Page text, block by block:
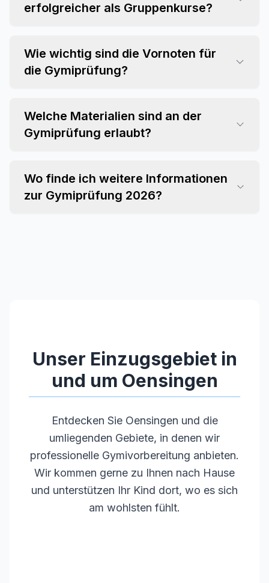
erfolgreicher als Gruppenkurse?
Wie wichtig sind die Vornoten für
die Gymiprüfung?
Welche Materialien sind an der
Gymiprüfung erlaubt?
Wo finde ich weitere Informationen
zur Gymiprüfung 2026?
Unser Einzugsgebiet in
und um Oensingen
Entdecken Sie Oensingen und die
umliegenden Gebiete, in denen wir
professionelle Gymivorbereitung anbieten.
Wir kommen gerne zu Ihnen nach Hause
und unterstützen Ihr Kind dort, wo es sich
am wohlsten fühlt.